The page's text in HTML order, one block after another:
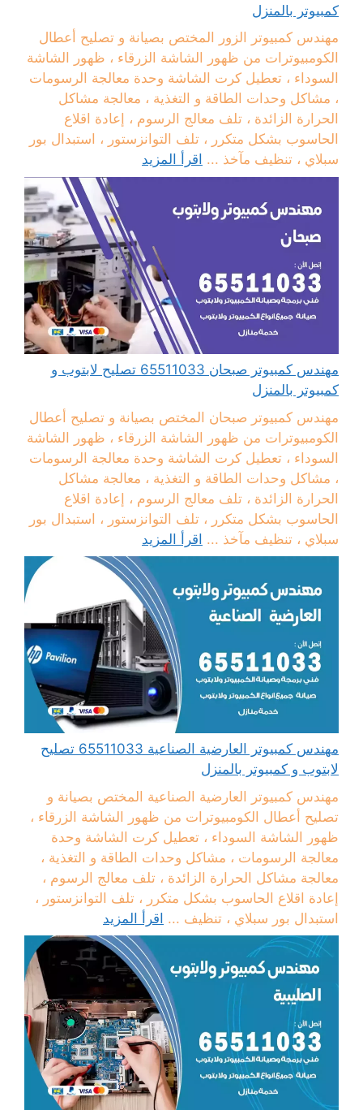
كمبيوتر بالمنزل
مهندس كمبيوتر الزور المختص بصيانة و تصليح أعطال
الكومبيوترات من ظهور الشاشة الزرقاء ، ظهور الشاشة
السوداء ، تعطيل كرت الشاشة وحدة معالجة الرسومات
، مشاكل وحدات الطاقة و التغذية ، معالجة مشاكل
الحرارة الزائدة ، تلف معالج الرسوم ، إعادة اقلاع
الحاسوب بشكل متكرر ، تلف التوانزستور ، استبدال بور
سبلاي ، تنظيف مآخذ ... اقرأ المزيد
مهندس كمبيوتر صبحان 65511033 تصليح لابتوب و
كمبيوتر بالمنزل
مهندس كمبيوتر صبحان المختص بصيانة و تصليح أعطال
الكومبيوترات من ظهور الشاشة الزرقاء ، ظهور الشاشة
السوداء ، تعطيل كرت الشاشة وحدة معالجة الرسومات
، مشاكل وحدات الطاقة و التغذية ، معالجة مشاكل
الحرارة الزائدة ، تلف معالج الرسوم ، إعادة اقلاع
الحاسوب بشكل متكرر ، تلف التوانزستور ، استبدال بور
سبلاي ، تنظيف مآخذ ... اقرأ المزيد
مهندس كمبيوتر العارضية الصناعية 65511033 تصليح
لابتوب و كمبيوتر بالمنزل
مهندس كمبيوتر العارضية الصناعية المختص بصيانة و
تصليح أعطال الكومبيوترات من ظهور الشاشة الزرقاء ،
ظهور الشاشة السوداء ، تعطيل كرت الشاشة وحدة
معالجة الرسومات ، مشاكل وحدات الطاقة و التغذية ،
معالجة مشاكل الحرارة الزائدة ، تلف معالج الرسوم ،
إعادة اقلاع الحاسوب بشكل متكرر ، تلف التوانزستور ،
استبدال بور سبلاي ، تنظيف ... اقرأ المزيد